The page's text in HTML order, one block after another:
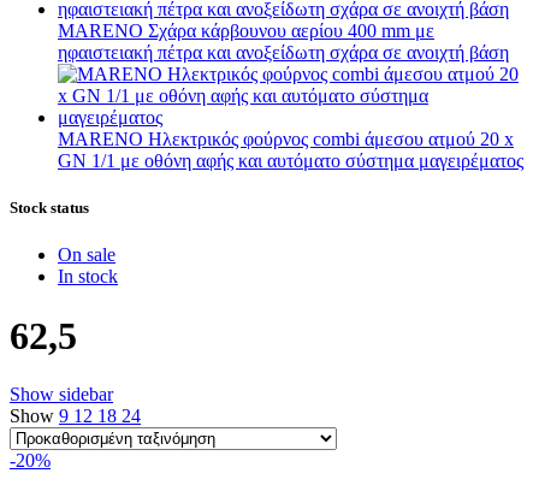
MARENO Σχάρα κάρβουνου αερίου 400 mm με
ηφαιστειακή πέτρα και ανοξείδωτη σχάρα σε ανοιχτή βάση
MARENO Ηλεκτρικός φούρνος combi άμεσου ατμού 20 x
GN 1/1 με οθόνη αφής και αυτόματο σύστημα μαγειρέματος
Stock status
On sale
In stock
62,5
Show sidebar
Show 9 12 18 24
-20%